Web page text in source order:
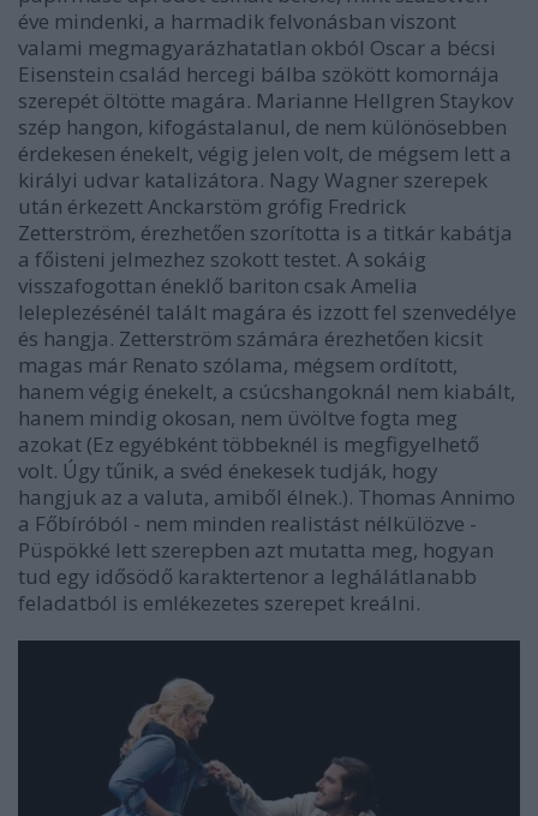
éve mindenki, a harmadik felvonásban viszont
valami megmagyarázhatatlan okból Oscar a bécsi
Eisenstein család hercegi bálba szökött komornája
szerepét öltötte magára. Marianne Hellgren Staykov
szép hangon, kifogástalanul, de nem különösebben
érdekesen énekelt, végig jelen volt, de mégsem lett a
királyi udvar katalizátora. Nagy Wagner szerepek
után érkezett Anckarstöm grófig Fredrick
Zetterström, érezhetően szorította is a titkár kabátja
a főisteni jelmezhez szokott testet. A sokáig
visszafogottan éneklő bariton csak Amelia
leleplezésénél talált magára és izzott fel szenvedélye
és hangja. Zetterström számára érezhetően kicsit
magas már Renato szólama, mégsem ordított,
hanem végig énekelt, a csúcshangoknál nem kiabált,
hanem mindig okosan, nem üvöltve fogta meg
azokat (Ez egyébként többeknél is megfigyelhető
volt. Úgy tűnik, a svéd énekesek tudják, hogy
hangjuk az a valuta, amiből élnek.). Thomas Annimo
a Főbíróból - nem minden realistást nélkülözve -
Püspökké lett szerepben azt mutatta meg, hogyan
tud egy idősödő karaktertenor a leghálátlanabb
feladatból is emlékezetes szerepet kreálni.